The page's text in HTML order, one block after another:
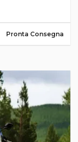
Pronta Consegna